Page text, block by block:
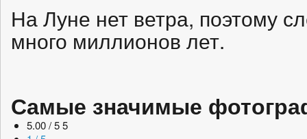
На Луне нет ветра, поэтому
много миллионов лет.
Самые значимые
5.00 / 5 5